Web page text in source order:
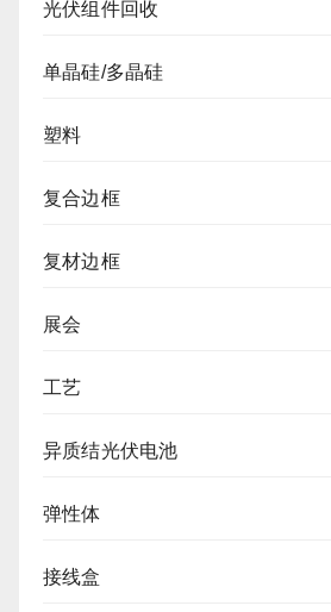
光伏组件回收
单晶硅/多晶硅
塑料
复合边框
复材边框
展会
工艺
异质结光伏电池
弹性体
接线盒